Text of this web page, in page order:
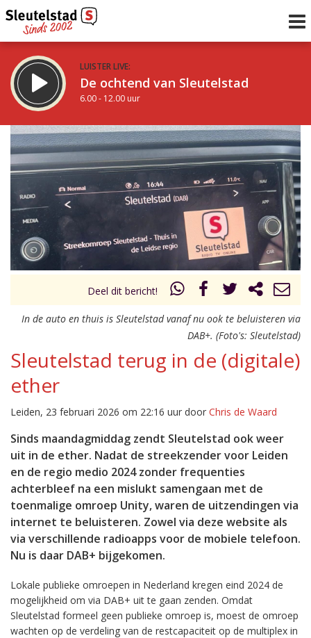
LUISTER LIVE:
De ochtend van Sleutelstad
6.00 - 12.00 uur
STRAKS:
De middag van Sleutelstad
12.00 - 18.00 uur
Vorig uur
uur 1 van 0 Volgend uur
Deel dit bericht!
In de auto en thuis is Sleutelstad vanaf nu ook te beluisteren via
DAB+. (Foto's: Sleutelstad)
Sleutelstad terug in de (digitale)
ether
Leiden, 23 februari 2026 om 22:16 uur door Chris de Waard
Sinds maandagmiddag zendt Sleutelstad ook weer
uit in de ether. Nadat de streekzender voor Leiden
en de regio medio 2024 zonder frequenties
achterbleef na een mislukt samengaan met de
toenmalige omroep Unity, waren de uitzendingen via
internet te beluisteren. Zowel via deze website als
via verschillende radioapps voor de mobiele telefoon.
Nu is daar DAB+ bijgekomen.
Lokale publieke omroepen in Nederland kregen eind 2024 de
mogelijkheid om via DAB+ uit te gaan zenden. Omdat
Sleutelstad formeel geen publieke omroep is, moest de omroep
wachten op de verdeling van de restcapaciteit op de multiplex in